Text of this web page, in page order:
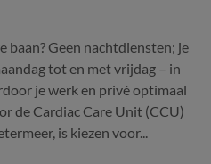
baan? Geen nachtdiensten; je
tot en met vrijdag – in
je werk en privé optimaal
de Cardiac Care Unit (CCU)
is kiezen voor...